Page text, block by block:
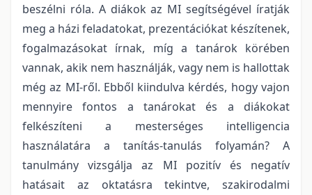
beszélni róla. A diákok az MI segítségével íratják
meg a házi feladatokat, prezentációkat készítenek,
fogalmazásokat írnak, míg a tanárok körében
vannak, akik nem használják, vagy nem is hallottak
még az MI-ről. Ebből kiindulva kérdés, hogy vajon
mennyire fontos a tanárokat és a diákokat
felkészíteni a mesterséges intelligencia
használatára a tanítás-tanulás folyamán? A
tanulmány vizsgálja az MI pozitív és negatív
hatásait az oktatásra tekintve, szakirodalmi